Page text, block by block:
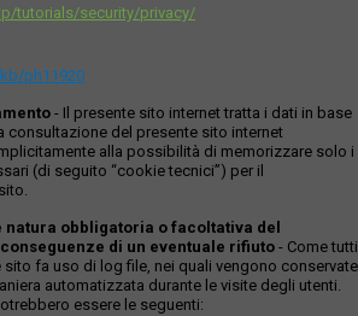
tutorials/security/privacy/
ph11920
- Il presente sito internet tratta i dati in base
consultazione del presente sito internet
alla possibilità di memorizzare solo i
(di seguito “cookie tecnici”) per il
obbligatoria o facoltativa del
di un eventuale rifiuto - Come tutti
sito fa uso di log file, nei quali vengono conservate
automatizzata durante le visite degli utenti.
essere le seguenti: